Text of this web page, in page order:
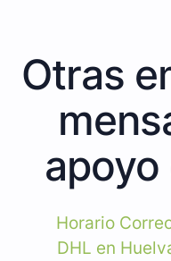
Otras
apoyo
Horario
DHL en